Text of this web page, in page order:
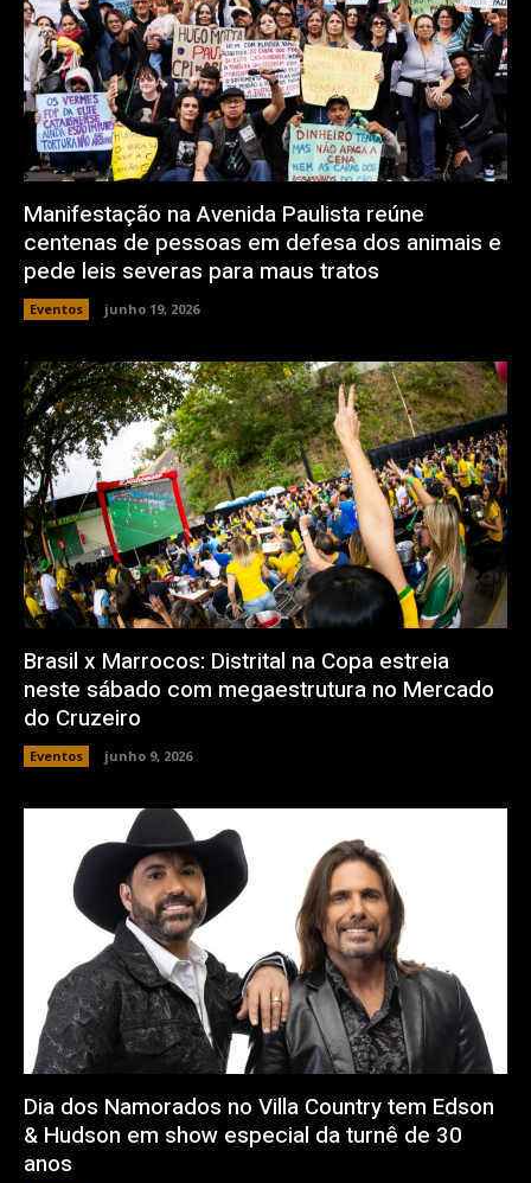
Manifestação na Avenida Paulista reúne
centenas de pessoas em defesa dos animais e
pede leis severas para maus tratos
Eventos junho 19, 2026
Brasil x Marrocos: Distrital na Copa estreia
neste sábado com megaestrutura no Mercado
do Cruzeiro
Eventos junho 9, 2026
Dia dos Namorados no Villa Country tem Edson
& Hudson em show especial da turnê de 30
anos